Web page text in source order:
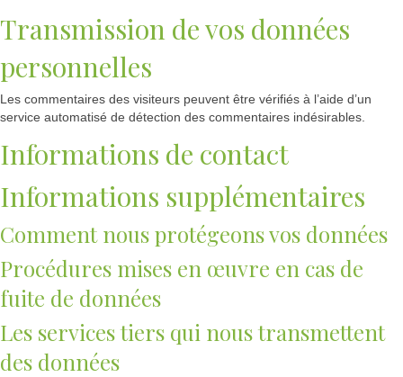
Transmission de vos données
personnelles
Les commentaires des visiteurs peuvent être vérifiés à l’aide d’un
service automatisé de détection des commentaires indésirables.
Informations de contact
Informations supplémentaires
Comment nous protégeons vos données
Procédures mises en œuvre en cas de
fuite de données
Les services tiers qui nous transmettent
des données